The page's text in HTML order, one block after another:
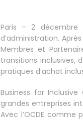
Paris – 2 décembre
d’administration.
Membres et
transitions inclusives,
pratiques d’achat
Business for
grandes entreprises
Avec l’OCDE